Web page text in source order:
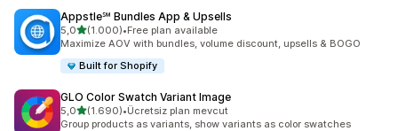
Appstle℠ Bundles App & Upsells
5,05 yıldız üzerinden
(1.000)
toplam 1000 değerlendirme
•Free plan available
Maximize AOV with bundles, volume discount, upsells & BOGO
Built for Shopify
GLO Color Swatch Variant Image
5,05 yıldız üzerinden
(1.690)
toplam 1690 değerlendirme
•Ücretsiz plan mevcut
Group products as variants, show variants as color swatches